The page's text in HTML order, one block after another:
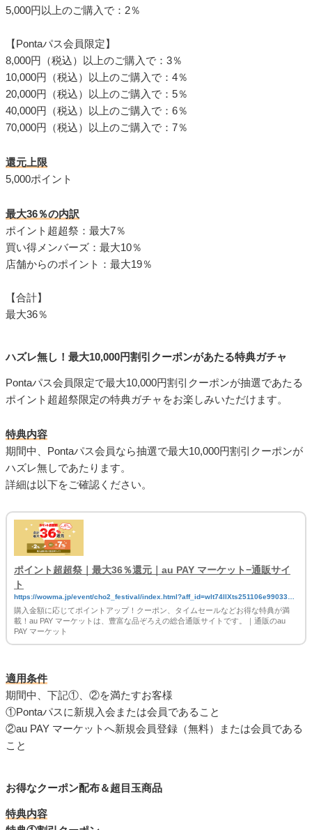
5,000円以上のご購入で：2％
【Pontaパス会員限定】
8,000円（税込）以上のご購入で：3％
10,000円（税込）以上のご購入で：4％
20,000円（税込）以上のご購入で：5％
40,000円（税込）以上のご購入で：6％
70,000円（税込）以上のご購入で：7％
還元上限
5,000ポイント
最大36％の内訳
ポイント超超祭：最大7％
買い得メンバーズ：最大10％
店舗からのポイント：最大19％
【合計】
最大36％
ハズレ無し！最大10,000円割引クーポンがあたる特典ガチャ
Pontaパス会員限定で最大10,000円割引クーポンが抽選であたる
ポイント超超祭限定の特典ガチャをお楽しみいただけます。
特典内容
期間中、Pontaパス会員なら抽選で最大10,000円割引クーポンが
ハズレ無しであたります。
詳細は以下をご確認ください。
ポイント超超祭｜最大36％還元｜au PAY マーケット−通販サイ
ト
https://wowma.jp/event/cho2_festival/index.html?aff_id=wlt74llXts251106e990331X
cpg01Xmal
購入金額に応じてポイントアップ！クーポン、タイムセールなどお得な特典が満
載！au PAY マーケットは、豊富な品ぞろえの総合通販サイトです。｜通販のau
PAY マーケット
適用条件
期間中、下記①、②を満たすお客様
①Pontaパスに新規入会または会員であること
②au PAY マーケットへ新規会員登録（無料）または会員である
こと
お得なクーポン配布＆超目玉商品
特典内容